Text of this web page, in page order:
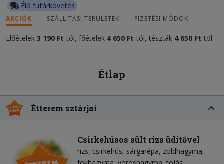
Élő futárkövetés
AKCIÓK SZÁLLÍTÁSI TERÜLETEK FIZETÉSI MÓDOK
Előételek 3 190 Ft-tól, főételek 4 650 Ft-tól, tészták 4 650 Ft-tól
Étlap
Étterem sztárjai
Csirkehúsos sült rizs üdítővel
rizs csirkehús sárgarépa zöldhagyma